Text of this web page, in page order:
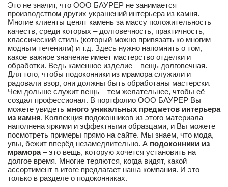
Это не значит, что ООО БАУРЕР не занимается
производством других украшений интерьера из камня.
Многие клиенты ценят камень за массу положительность
качеств, среди которых – долговечность, практичность,
классический стиль (который можно привязать ко многим
модным течениям) и т.д. Здесь нужно напомнить о том,
какое важное значение имеет мастерство отделки и
обработки. Ведь каменное изделие – вещь долговечная.
Для того, чтобы подоконники из мрамора служили и
радовали взор, они должны быть обработаны мастерски.
Чем дольше служит вещь – тем желательнее, чтобы её
создал профессионал. В портфолио ООО БАУРЕР Вы
можете увидеть много уникальных предметов интерьера
из камня. Коллекция подоконников из этого материала
наполнена яркими и эффектными образцами, и Вы можете
посмотреть примеры прямо на сайте. Мы знаем, что мода,
увы, бежит вперёд незамедлительно. А подоконники из
мрамора– это вещь, которую хочется установить на
долгое время. Многие теряются, когда видят, какой
ассортимент в итоге предлагает наша компания. И это –
только в разделе о подоконниках.